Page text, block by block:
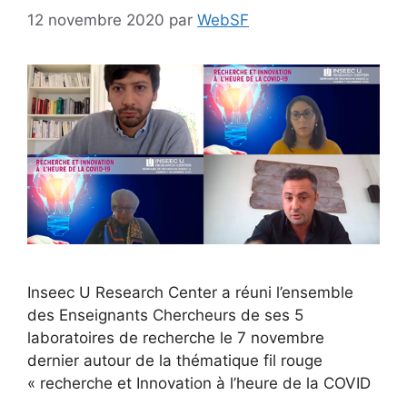
12 novembre 2020 par WebSF
Inseec U Research Center a réuni l’ensemble
des Enseignants Chercheurs de ses 5
laboratoires de recherche le 7 novembre
dernier autour de la thématique fil rouge
« recherche et Innovation à l’heure de la COVID